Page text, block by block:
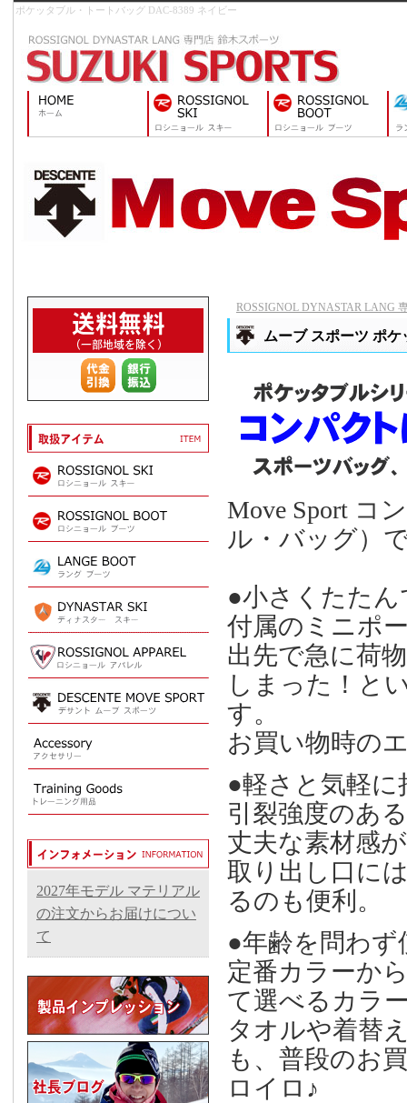
ポケッタブル・トートバッグ DAC-8389 ネイビー
ROSSIGNOL DYNASTAR LANG
ムーブ スポーツ ポ
Move Sport コ
ル・バッグ）
●小さくたた
付属のミニポ
出先で急に荷
しまった！と
す。
お買い物時の
●軽さと気軽
引裂強度のあ
丈夫な素材感
取り出し口に
るのも便利。
●年齢を問わ
定番カラーか
て選べるカラ
タオルや着替
も、普段のお
ロイロ♪
2027年モデル マテリアル
の注文からお届けについ
て